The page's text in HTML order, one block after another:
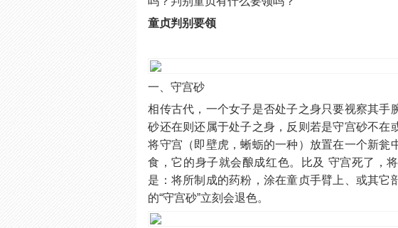
童贞判别要领
一、守宫砂
相传古代，一个女子是否处子之身只要视察其手
砂还在则还属于处子之身，反则若是守宫砂不在
将守宫（即壁虎，蜥蛎的一种）放置在一个新瓮
食，它的身子就会酿成红色。比及 守宫死了，
是：将所制成的药粉，涂在童贞手臂上、或其它
的“守宫砂”立刻会退色。